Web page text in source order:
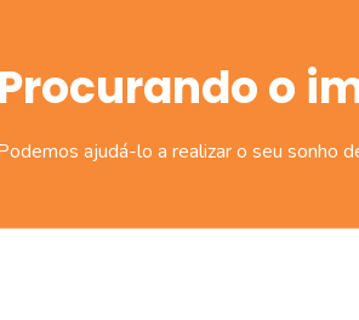
Procurando o
ajudá-lo a realizar o seu sonho